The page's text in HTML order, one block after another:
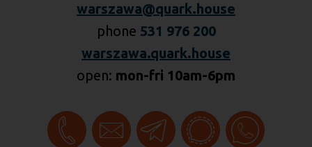
warszawa@quark.house
phone 531 976 200
warszawa.quark.house
open: mon-fri 10am-6pm